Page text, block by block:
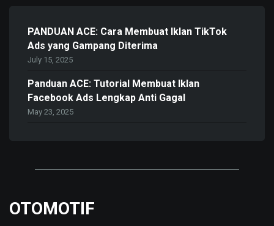
PANDUAN ACE: Cara Membuat Iklan TikTok
Ads yang Gampang Diterima
July 15, 2025
Panduan ACE: Tutorial Membuat Iklan
Facebook Ads Lengkap Anti Gagal
May 23, 2025
OTOMOTIF